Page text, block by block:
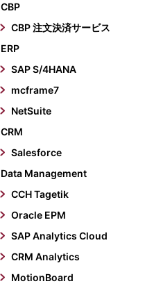
CBP
CBP 注文決済サービス
ERP
SAP S/4HANA
mcframe7
NetSuite
CRM
Salesforce
Data Management
CCH Tagetik
Oracle EPM
SAP Analytics Cloud
CRM Analytics
MotionBoard